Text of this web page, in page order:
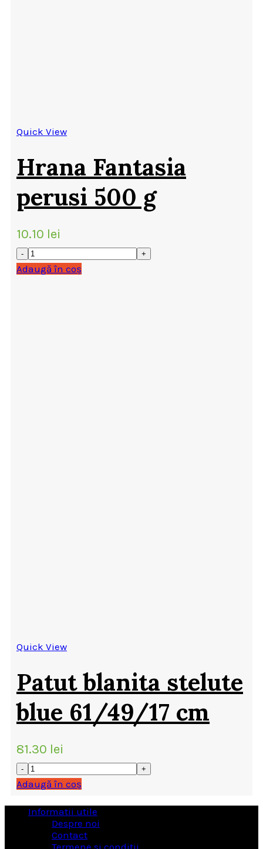
Quick View
Hrana Fantasia
perusi 500 g
10.10 lei
Adaugă în coș
Quick View
Patut blanita stelute
blue 61/49/17 cm
81.30 lei
Adaugă în coș
Informatii utile
Despre noi
Contact